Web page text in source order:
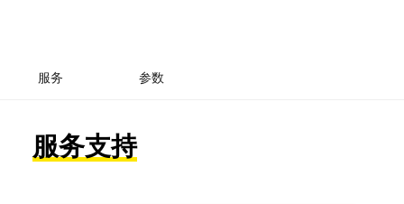
服务 参数
服务支持